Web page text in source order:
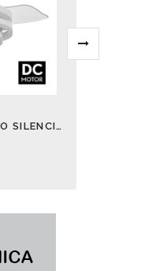
VENTILADOR DE TECHO SILENCIOSO CON LUZ KAI 72W BLANCO